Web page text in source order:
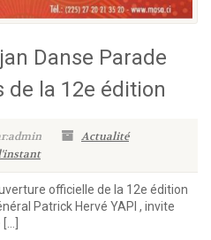
Danse Parade
de la 12e édition
Actualité
officielle de la 12e édition
Patrick Hervé YAPI , invite